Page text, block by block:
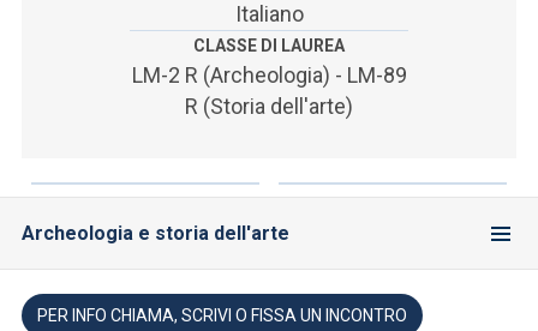
Italiano
CLASSE DI LAUREA
LM-2 R (Archeologia) - LM-89
R (Storia dell'arte)
Archeologia e storia dell'arte
PER INFO CHIAMA, SCRIVI O FISSA UN INCONTRO